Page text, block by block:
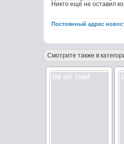
Никто ещё не оставил
Постоянный адрес
Смотрите также в